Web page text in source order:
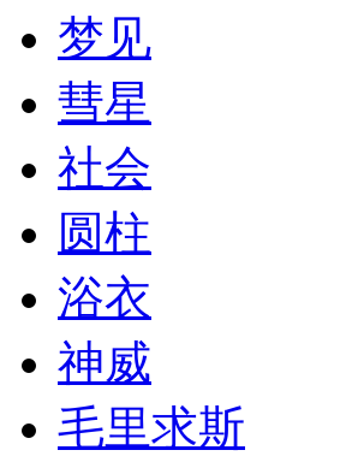
梦见
彗星
社会
圆柱
浴衣
神威
毛里求斯